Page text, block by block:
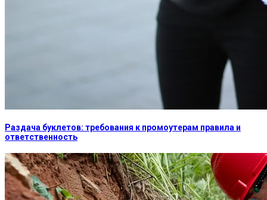
Раздача буклетов: требования к промоутерам правила и
ответственность